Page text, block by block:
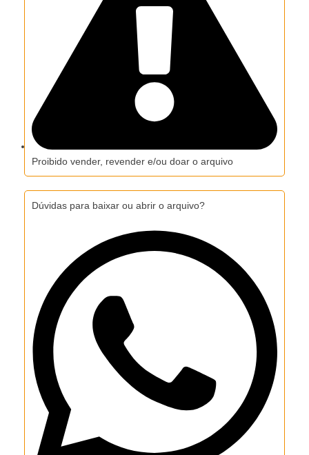
Proibido vender, revender e/ou doar o arquivo
Dúvidas para baixar ou abrir o arquivo?